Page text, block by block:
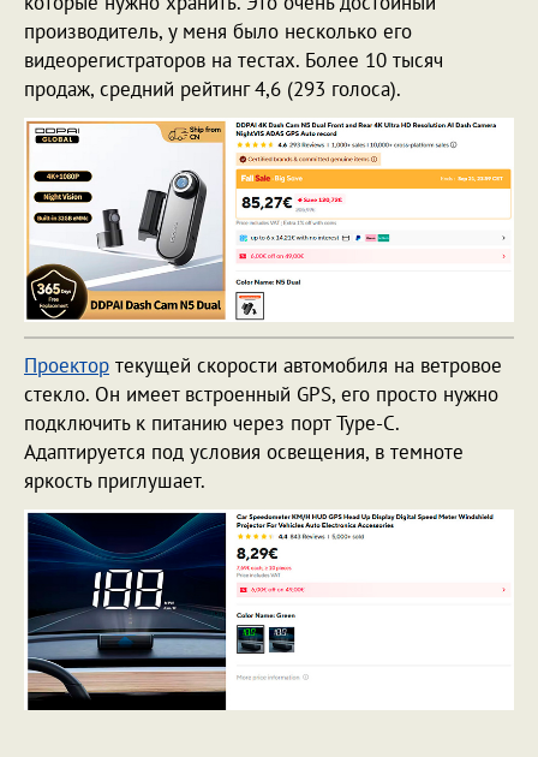
производитель, у меня было несколько его
видеорегистраторов на тестах. Более 10 тысяч
продаж, средний рейтинг 4,6 (293 голоса).
Проектор текущей скорости автомобиля на ветровое
стекло. Он имеет встроенный GPS, его просто нужно
подключить к питанию через порт Type-C.
Адаптируется под условия освещения, в темноте
яркость приглушает.